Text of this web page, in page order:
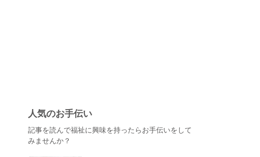
人気のお手伝い
記事を読んで福祉に興味を持ったらお手伝いをして
みませんか？